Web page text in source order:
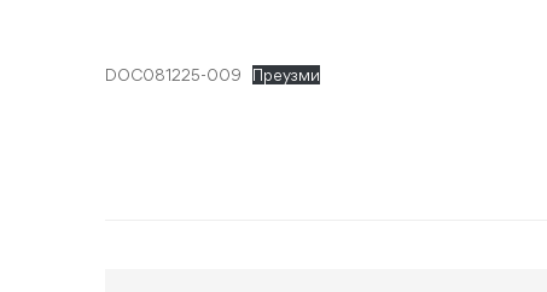
DOC081225-009 Преузми